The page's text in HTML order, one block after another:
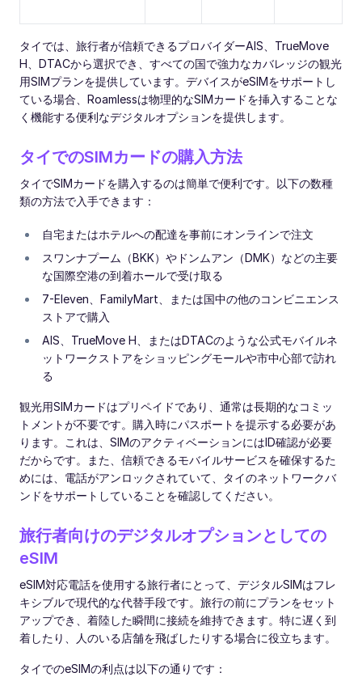
タイでは、旅行者が信頼できるプロバイダーAIS、TrueMove
H、DTACから選択でき、すべての国で強力なカバレッジの観光
用SIMプランを提供しています。デバイスがeSIMをサポートし
ている場合、Roamlessは物理的なSIMカードを挿入することな
く機能する便利なデジタルオプションを提供します。
タイでのSIMカードの購入方法
タイでSIMカードを購入するのは簡単で便利です。以下の数種
類の方法で入手できます：
自宅またはホテルへの配達を事前にオンラインで注文
スワンナプーム（BKK）やドンムアン（DMK）などの主要
な国際空港の到着ホールで受け取る
7-Eleven、FamilyMart、または国中の他のコンビニエンス
ストアで購入
AIS、TrueMove H、またはDTACのような公式モバイルネ
ットワークストアをショッピングモールや市中心部で訪れ
る
観光用SIMカードはプリペイドであり、通常は長期的なコミッ
トメントが不要です。購入時にパスポートを提示する必要があ
ります。これは、SIMのアクティベーションにはID確認が必要
だからです。また、信頼できるモバイルサービスを確保するた
めには、電話がアンロックされていて、タイのネットワークバ
ンドをサポートしていることを確認してください。
旅行者向けのデジタルオプションとしての
eSIM
eSIM対応電話を使用する旅行者にとって、デジタルSIMはフレ
キシブルで現代的な代替手段です。旅行の前にプランをセット
アップでき、着陸した瞬間に接続を維持できます。特に遅く到
着したり、人のいる店舗を飛ばしたりする場合に役立ちます。
タイでのeSIMの利点は以下の通りです：